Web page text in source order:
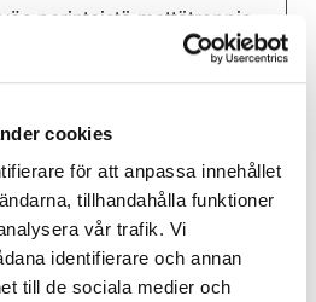
cookies
för att anpassa innehållet
tillhandahålla funktioner
vår trafik. Vi
identifierare och annan
till de sociala medier och
perinteistä mettätrappia